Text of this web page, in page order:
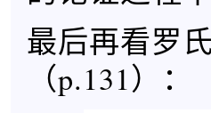
最后再看罗
（p.131）：